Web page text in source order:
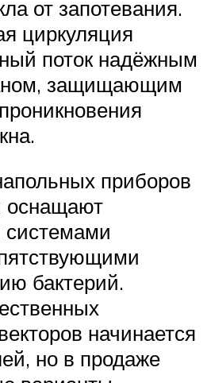
от запотевания.
циркуляция
поток надёжным
защищающим
приборов
оснащают
бактерий.
начинается
но в продаже